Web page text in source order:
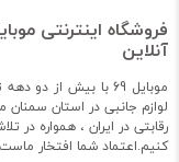
آنلاین
موبایل 69 با بیش
لوازم جانبی در استان
رقابتی در ایران ، همواره در
کنیم.اعتماد شما افتخار ماست